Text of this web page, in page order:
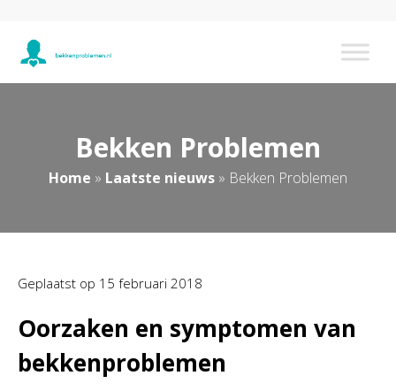
Bekken Problemen
Home » Laatste nieuws » Bekken Problemen
Geplaatst op 15 februari 2018
Oorzaken en symptomen van
bekkenproblemen